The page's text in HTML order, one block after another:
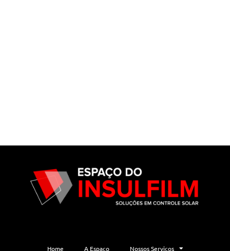
Home A Espaço Nossos Serviços